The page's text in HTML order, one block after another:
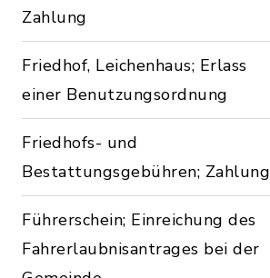
Zahlung
Friedhof, Leichenhaus; Erlass
einer Benutzungsordnung
Friedhofs- und
Bestattungsgebühren; Zahlung
Führerschein; Einreichung des
Fahrerlaubnisantrages bei der